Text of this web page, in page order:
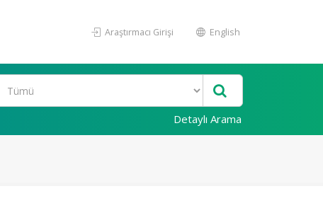
Araştırmacı Girişi English
Detaylı Arama